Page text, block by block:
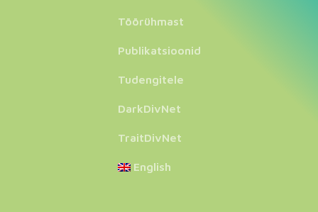
Töörühmast
Publikatsioonid
Tudengitele
DarkDivNet
TraitDivNet
English